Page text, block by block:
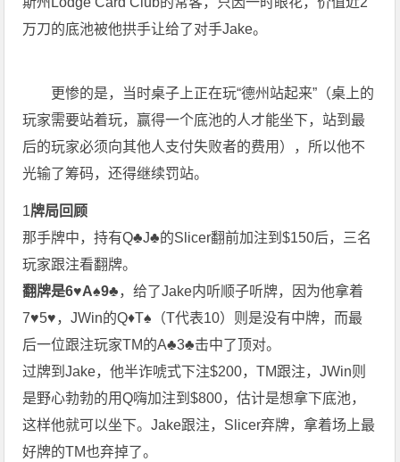
万刀的底池被他拱手让给了对手Jake。
更惨的是，当时桌子上正在玩“德州站起来”（桌上的
玩家需要站着玩，赢得一个底池的人才能坐下，站到最
后的玩家必须向其他人支付失败者的费用），所以他不
光输了筹码，还得继续罚站。
1牌局回顾
那手牌中，持有Q♣J♣的Slicer翻前加注到$150后，三名
玩家跟注看翻牌。
翻牌是6♥A♠9♣，给了Jake内听顺子听牌，因为他拿着
7♥5♥，JWin的Q♦T♠（T代表10）则是没有中牌，而最
后一位跟注玩家TM的A♣3♣击中了顶对。
过牌到Jake，他半诈唬式下注$200，TM跟注，JWin则
是野心勃勃的用Q嗨加注到$800，估计是想拿下底池，
这样他就可以坐下。Jake跟注，Slicer弃牌，拿着场上最
好牌的TM也弃掉了。